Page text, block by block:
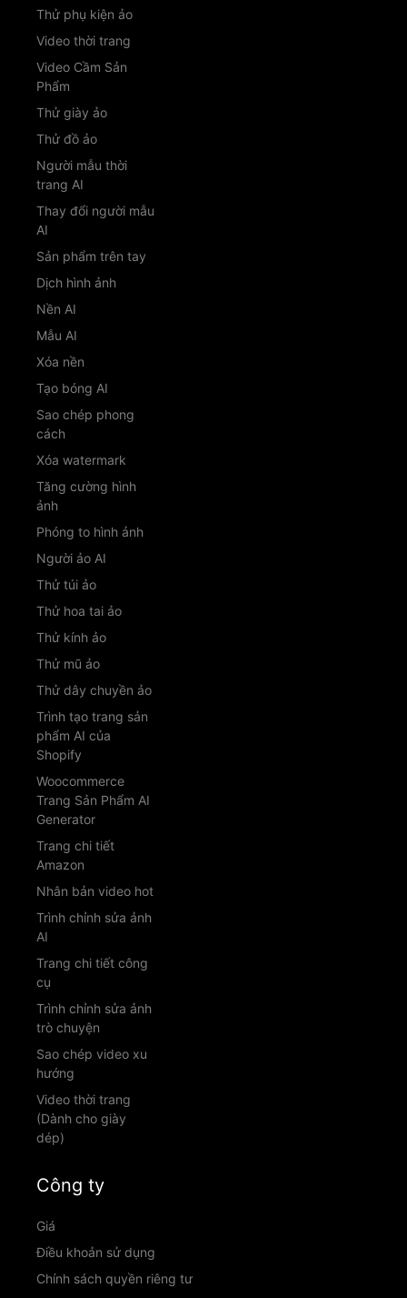
Thử phụ kiện ảo
Video thời trang
Video Cầm Sản
Phẩm
Thử giày ảo
Thử đồ ảo
Người mẫu thời
trang AI
Thay đổi người mẫu
AI
Sản phẩm trên tay
Dịch hình ảnh
Nền AI
Mẫu AI
Xóa nền
Tạo bóng AI
Sao chép phong
cách
Xóa watermark
Tăng cường hình
ảnh
Phóng to hình ảnh
Người ảo AI
Thử túi ảo
Thử hoa tai ảo
Thử kính ảo
Thử mũ ảo
Thử dây chuyền ảo
Trình tạo trang sản
phẩm AI của
Shopify
Woocommerce
Trang Sản Phẩm AI
Generator
Trang chi tiết
Amazon
Nhân bản video hot
Trình chỉnh sửa ảnh
AI
Trang chi tiết công
cụ
Trình chỉnh sửa ảnh
trò chuyện
Sao chép video xu
hướng
Video thời trang
(Dành cho giày
dép)
Công ty
Giá
Điều khoản sử dụng
Chính sách quyền riêng tư